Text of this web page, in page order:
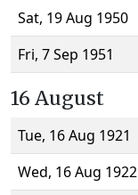
Sat, 19 Aug 1950
Fri, 7 Sep 1951
16 August
Tue, 16 Aug 1921
Wed, 16 Aug 1922